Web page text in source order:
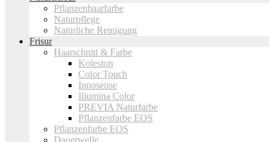
Pflanzenhaarfarbe
Naturpflege
Natürliche Reinigung
Frisur
Haarschnitt & Farbe
Koleston
Color Touch
Innosense
Illumina Color
PREVIA Naturfarbe
Pflanzenfarbe EOS
Pflanzenfarbe EOS
Dauerwelle